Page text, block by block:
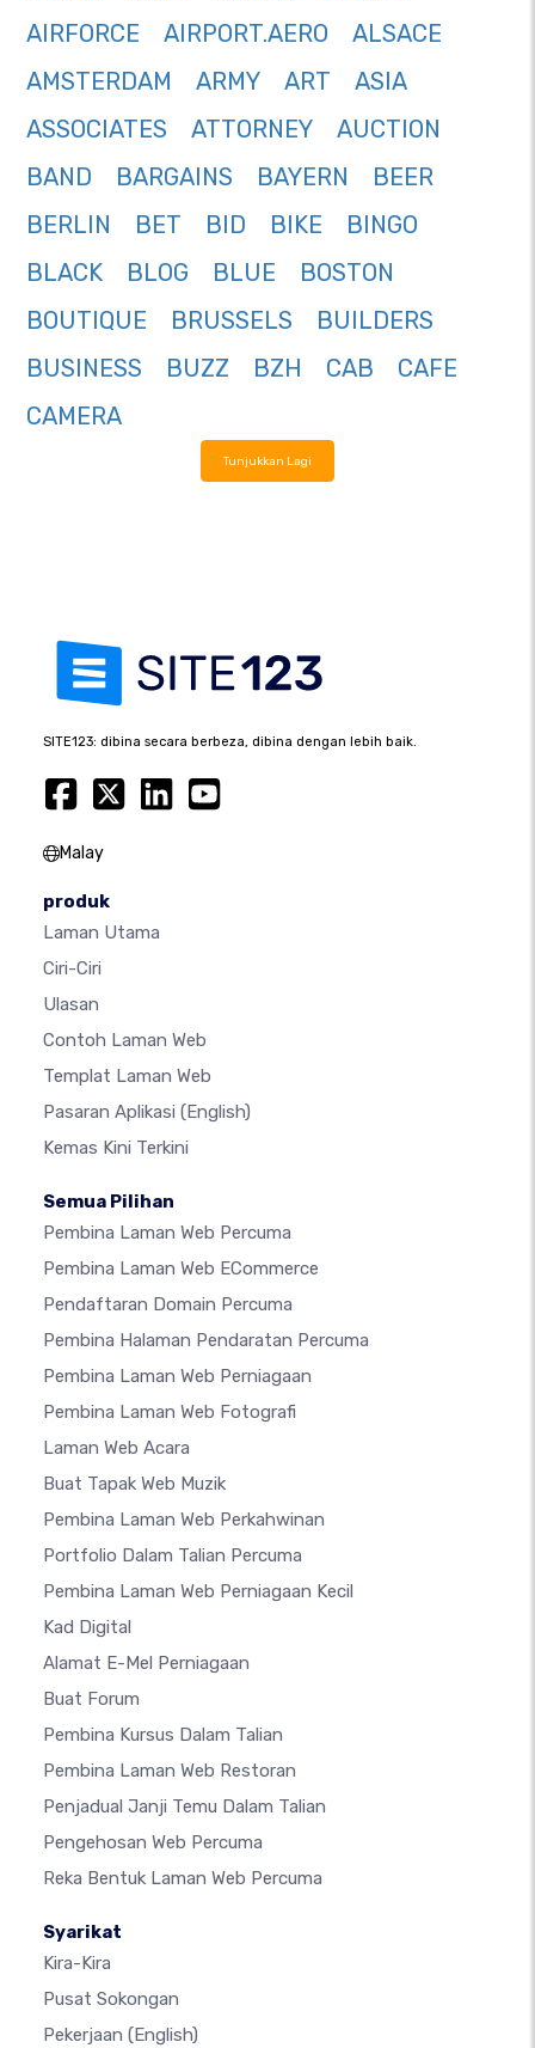
AIRFORCE
AIRPORT.AERO
ALSACE
AMSTERDAM
ARMY ART
ASIA
ASSOCIATES
ATTORNEY
AUCTION
BAND
BARGAINS BAYERN
BEER
BERLIN
BET BID BIKE
BINGO
BLACK
BLOG BLUE
BOSTON
BOUTIQUE
BRUSSELS
BUILDERS
BUSINESS
BUZZ BZH CAB
CAFE
CAMERA
Tunjukkan Lagi
SITE123: dibina secara berbeza, dibina dengan lebih baik.
Malay
produk
Laman Utama
Ciri-Ciri
Ulasan
Contoh Laman Web
Templat Laman Web
Pasaran Aplikasi (English)
Kemas Kini Terkini
Semua Pilihan
Pembina Laman Web Percuma
Pembina Laman Web ECommerce
Pendaftaran Domain Percuma
Pembina Halaman Pendaratan Percuma
Pembina Laman Web Perniagaan
Pembina Laman Web Fotografi
Laman Web Acara
Buat Tapak Web Muzik
Pembina Laman Web Perkahwinan
Portfolio Dalam Talian Percuma
Pembina Laman Web Perniagaan Kecil
Kad Digital
Alamat E-Mel Perniagaan
Buat Forum
Pembina Kursus Dalam Talian
Pembina Laman Web Restoran
Penjadual Janji Temu Dalam Talian
Pengehosan Web Percuma
Reka Bentuk Laman Web Percuma
Syarikat
Kira-Kira
Pusat Sokongan
Pekerjaan (English)